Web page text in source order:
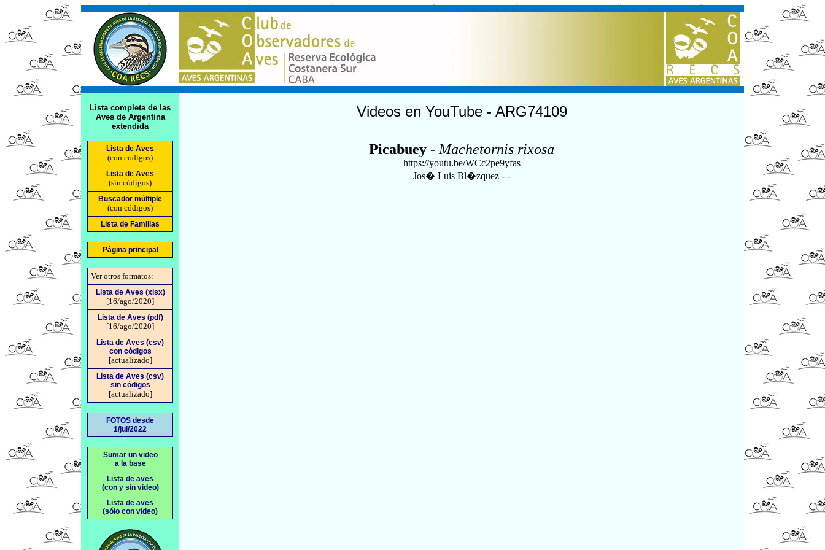
Lista completa de las
Aves de Argentina
extendida
Lista de Aves
(con códigos)
Lista de Aves
(sin códigos)
Buscador múltiple
(con códigos)
Lista de Familias
Página principal
Ver otros formatos:
Lista de Aves (xlsx)
[16/ago/2020]
Lista de Aves (pdf)
[16/ago/2020]
Lista de Aves (csv)
con códigos
[actualizado]
Lista de Aves (csv)
sin códigos
[actualizado]
FOTOS desde
1/jul/2022
Sumar un video
a la base
Lista de aves
(con y sin video)
Lista de aves
(sólo con video)
Videos en YouTube - ARG74109
Picabuey - Machetornis rixosa
https://youtu.be/WCc2pe9yfas
Jos� Luis Bl�zquez - -